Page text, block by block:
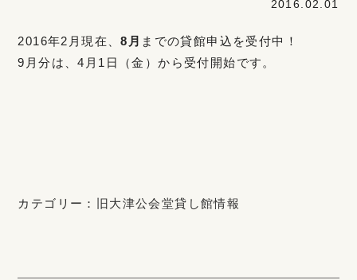
2016.02.01
2016年2月現在、8月 までの貸館申込を受付中！
9月分は、4月1日（金）から受付開始です。
カテゴリー： 旧大津公会堂貸し館情報